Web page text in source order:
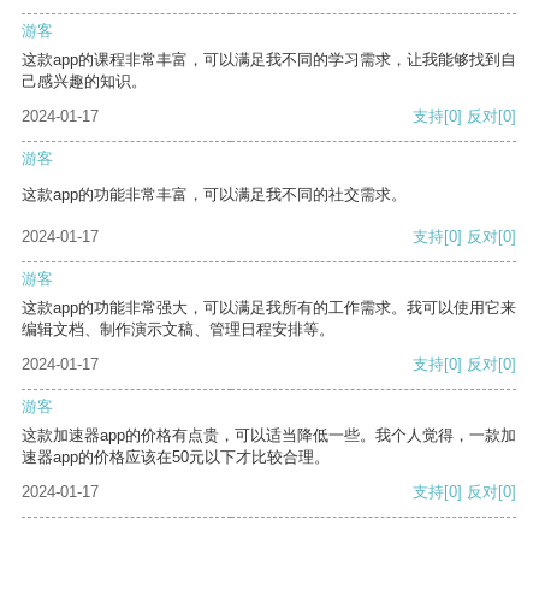
游客
这款app的课程非常丰富，可以满足我不同的学习需求，让我能够找到自
己感兴趣的知识。
2024-01-17
支持[0] 反对[0]
游客
这款app的功能非常丰富，可以满足我不同的社交需求。
2024-01-17 支持[0] 反对[0]
游客
这款app的功能非常强大，可以满足我所有的工作需求。我可以使用它来
编辑文档、制作演示文稿、管理日程安排等。
2024-01-17
支持[0] 反对[0]
游客
这款加速器app的价格有点贵，可以适当降低一些。我个人觉得，一款加
速器app的价格应该在50元以下才比较合理。
2024-01-17
支持[0] 反对[0]